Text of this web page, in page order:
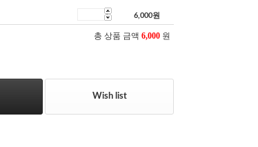
6,000원
총 상품 금액 6,000 원
Wish list